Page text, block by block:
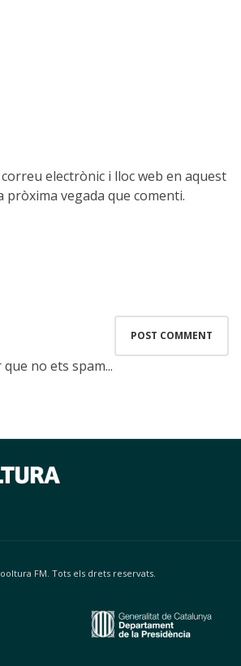
electrònic i lloc web en aquest
pròxima vegada que comenti.
no ets spam...
FM. Tots els drets reservats.